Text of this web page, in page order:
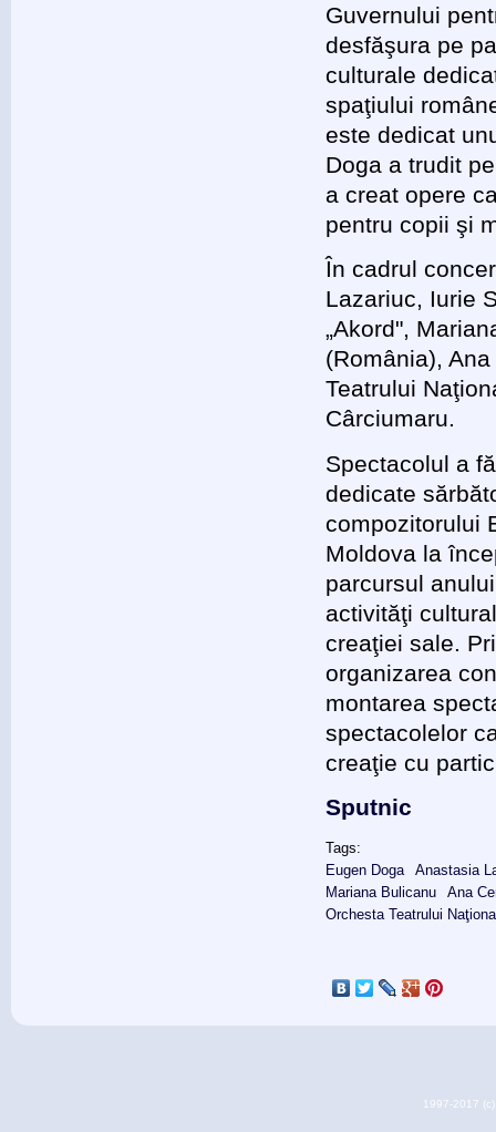
Guvernului
desfăşura pe
culturale
spaţiului
este dedicat
Doga a trudit
a creat opere
pentru copii şi
În cadrul
Lazariuc, Iurie
„Akord",
(România),
Teatrului
Cârciumaru.
Spectacolul a
dedicate
compozitorului
Moldova la
parcursul
activităţi
creaţiei sale.
organizarea
montarea
spectacolelor
creaţie cu
Sputnic
Tags:
Eugen Doga
Anastasia
Mariana Bulicanu
Ana
Orchesta Teatrului
1997-2017